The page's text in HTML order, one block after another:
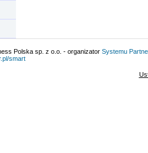
Polska sp. z o.o. - organizator Systemu
smart